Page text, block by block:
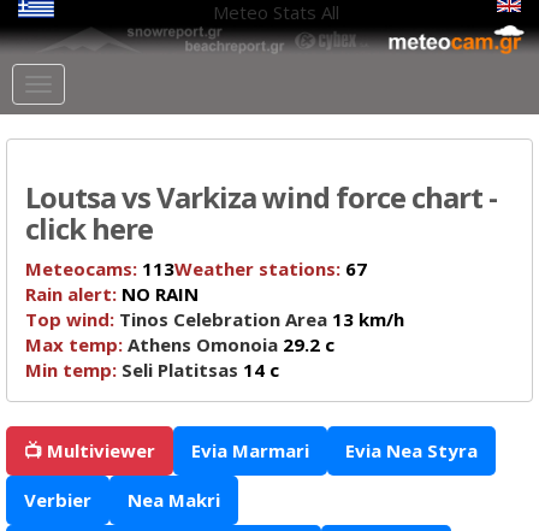
Meteo Stats All
Loutsa vs Varkiza wind force chart -
click here
Meteocams: 113Weather stations: 67
Rain alert: NO RAIN
Top wind: Tinos Celebration Area 13 km/h
Max temp: Athens Omonoia 29.2 c
Min temp: Seli Platitsas 14 c
📺 Multiviewer Evia Marmari Evia Nea Styra
Verbier Nea Makri